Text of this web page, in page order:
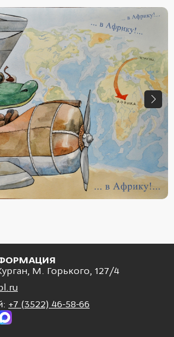
М. Горького, 127/4
+7 (3522) 46-58-66